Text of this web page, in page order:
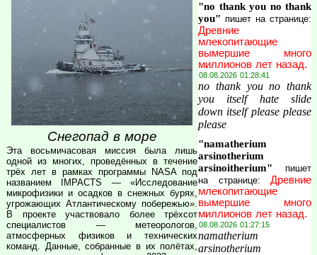
Снегопад в море
Эта восьмичасовая миссия была лишь
одной из многих, проведённых в течение
трёх лет в рамках программы NASA под
названием IMPACTS — «Исследование
микрофизики и осадков в снежных бурях,
угрожающих Атлантическому побережью».
В проекте участвовало более трёхсот
специалистов — метеорологов,
атмосферных физиков и технических
команд. Данные, собранные в их полётах,
"no thank you no thank
you" пишет на странице:
Древние
млекопитающие
вымершие много
миллионов лет назад.
08.08.2026 01:28:41
no thank you no thank
you itself hate slide
down itself please please
please
"namatherium
arsinotherium
arsinoitherium" пишет
на странице: Древние
млекопитающие
вымершие много
миллионов лет назад.
08.08.2026 01:27:15
namatherium
arsinotherium